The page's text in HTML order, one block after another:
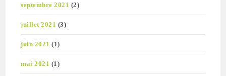
septembre 2021 (2)
juillet 2021 (3)
juin 2021 (1)
mai 2021 (1)